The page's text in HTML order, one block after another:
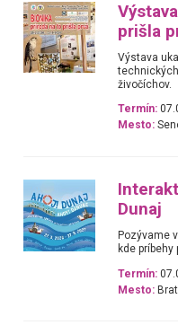
prišla
Výstava
živočíchov.
Termín:
Mesto:
Dunaj
Pozývame
kde
Termín:
Mesto: